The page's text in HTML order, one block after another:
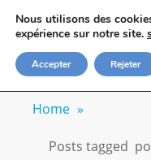
content
VOYAGE-
Apprenez la photo avec
professionnel
Home »
Posts tagged
Nous utilisons des
expérience sur notre site.
Accepter Rejeter